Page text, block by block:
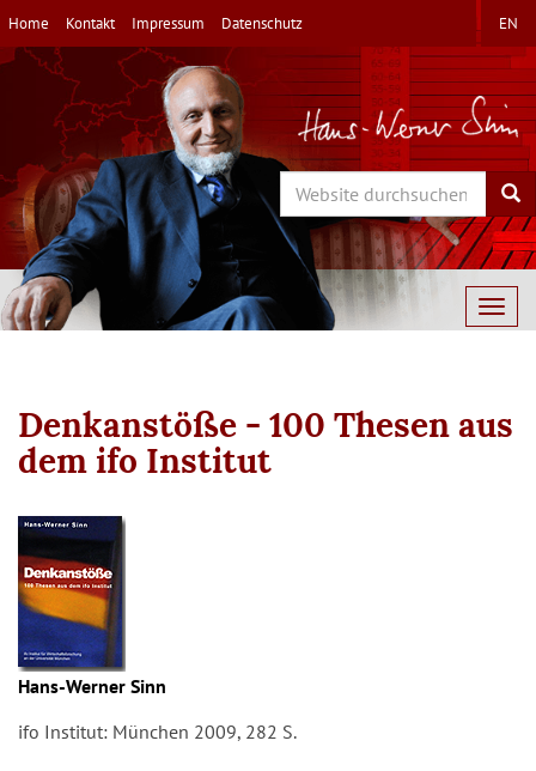
Direkt
zum
Inhalt
Home Kontakt Impressum Datenschutz EN
Search
Denkanstöße - 100 Thesen aus
dem ifo Institut
Hans-Werner Sinn
ifo Institut: München 2009, 282 S.